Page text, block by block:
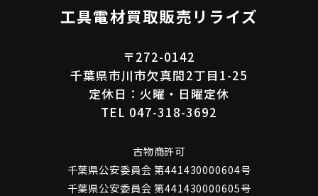
工具電材買取販売リライズ
〒272-0142
千葉県市川市欠真間2丁目1-25
定休日：火曜・日曜定休
TEL 047-318-3692
古物商許可
千葉県公安委員会 第441430000604号
千葉県公安委員会 第441430000605号